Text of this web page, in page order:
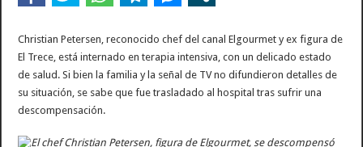
Christian Petersen, reconocido chef del canal Elgourmet y ex figura de
El Trece, está internado en terapia intensiva, con un delicado estado
de salud. Si bien la familia y la señal de TV no difundieron detalles de
su situación, se sabe que fue trasladado al hospital tras sufrir una
descompensación.